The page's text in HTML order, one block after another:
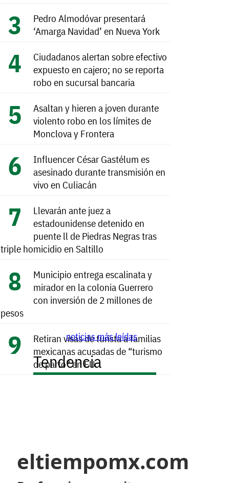
Pedro Almodóvar presentará
‘Amarga Navidad’ en Nueva York
Ciudadanos alertan sobre efectivo
expuesto en cajero; no se reporta
robo en sucursal bancaria
Asaltan y hieren a joven durante
violento robo en los límites de
Monclova y Frontera
Influencer César Gastélum es
asesinado durante transmisión en
vivo en Culiacán
Llevarán ante juez a
estadounidense detenido en
puente ll de Piedras Negras tras
triple homicidio en Saltillo
Municipio entrega escalinata y
mirador en la colonia Guerrero
con inversión de 2 millones de
pesos
Retiran visas de turista a familias
mexicanas acusadas de “turismo
de parto” en EU
noticias más leídas
Tendencia